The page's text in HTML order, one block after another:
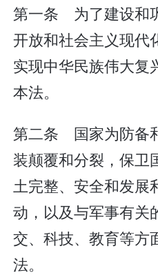
第一条 为了建设和
开放和社会主义现代
实现中华民族伟大复
本法。
第二条 国家为防备
装颠覆和分裂，保卫
土完整、安全和发展
动，以及与军事有关
交、科技、教育等方
法。